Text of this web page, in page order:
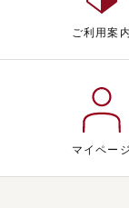
ご利用案内
マイページ